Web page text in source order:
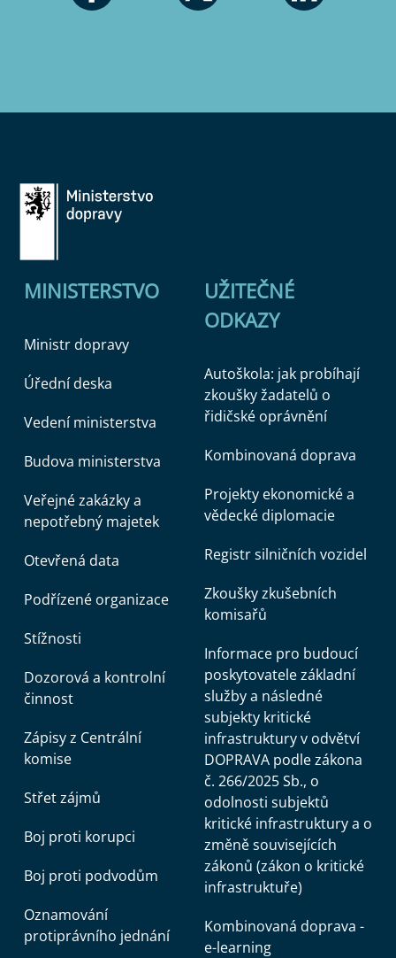
MINISTERSTVO
Ministr dopravy
Úřední deska
Vedení ministerstva
Budova ministerstva
Veřejné zakázky a
nepotřebný majetek
Otevřená data
Podřízené organizace
Stížnosti
Dozorová a kontrolní
činnost
Zápisy z Centrální
komise
Střet zájmů
Boj proti korupci
Boj proti podvodům
Oznamování
protiprávního jednání
UŽITEČNÉ
ODKAZY
Autoškola: jak probíhají
zkoušky žadatelů o
řidičské oprávnění
Kombinovaná doprava
Projekty ekonomické a
vědecké diplomacie
Registr silničních vozidel
Zkoušky zkušebních
komisařů
Informace pro budoucí
poskytovatele základní
služby a následné
subjekty kritické
infrastruktury v odvětví
DOPRAVA podle zákona
č. 266/2025 Sb., o
odolnosti subjektů
kritické infrastruktury a o
změně souvisejících
zákonů (zákon o kritické
infrastruktuře)
Kombinovaná doprava -
e-learning